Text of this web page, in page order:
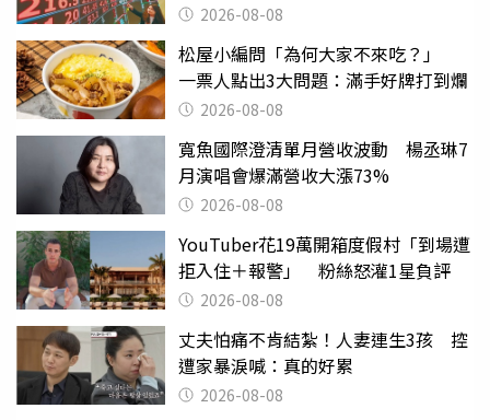
2026-08-08
松屋小編問「為何大家不來吃？」
一票人點出3大問題：滿手好牌打到爛
2026-08-08
寬魚國際澄清單月營收波動 楊丞琳7
月演唱會爆滿營收大漲73%
2026-08-08
YouTuber花19萬開箱度假村「到場遭
拒入住＋報警」 粉絲怒灌1星負評
2026-08-08
丈夫怕痛不肯結紮！人妻連生3孩 控
遭家暴淚喊：真的好累
2026-08-08